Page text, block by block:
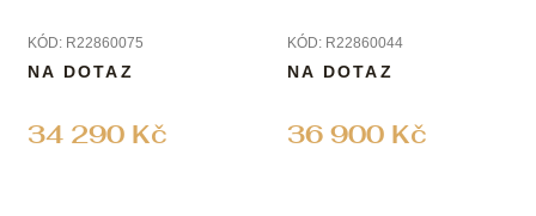
KÓD: R22860075
34 290 Kč
NA DOTAZ
KÓD: R22860044
36 900 Kč
NA DOTAZ